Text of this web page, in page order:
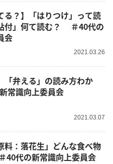
る？】「はりつけ」って読
付」何て読む？ ＃40代の
会
2021.03.26
「弁える」の読み方わか
常識向上委員会
2021.03.07
料：落花生」どんな食べ物
40代の新常識向上委員会